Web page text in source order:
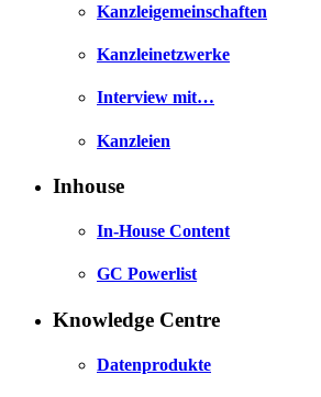
Kanzleigemeinschaften
Kanzleinetzwerke
Interview mit…
Kanzleien
Inhouse
In-House Content
GC Powerlist
Knowledge Centre
Datenprodukte